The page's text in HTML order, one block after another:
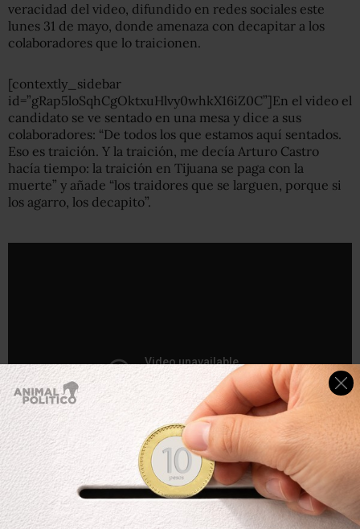
veracidad del video, difundido en redes sociales este
lunes 31 de mayo, donde amenaza con decapitar a los
colaboradores que lo traicionen.
[contextly_sidebar
id=”gRap5loSqhCgOktxuHlvy0whkX16iZ0C”]En el video el
candidato se ve sentado en una mesa y dice a sus
colaboradores: “De todos los que estamos aquí sentados.
Eso es traición. Y la traición, me decía Arturo Castro
hacía tiempo: la traición en Tijuana se paga con la
muerte” y añade “los traidores que se larguen, porque si
los agarro, los decapito”.